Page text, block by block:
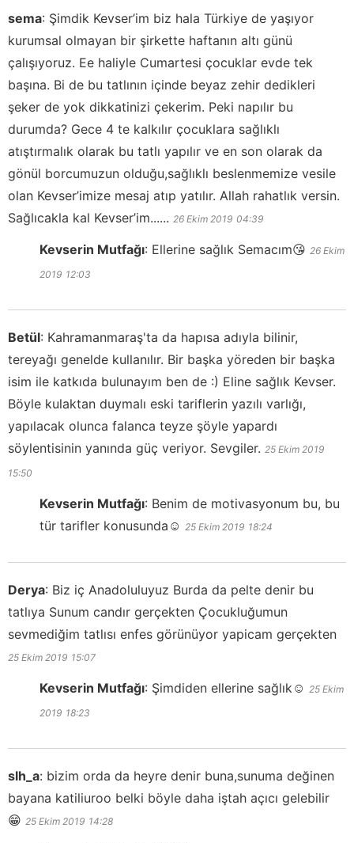
sema: Şimdik Kevser’im biz hala Türkiye de yaşıyor
kurumsal olmayan bir şirkette haftanın altı günü
çalışıyoruz. Ee haliyle Cumartesi çocuklar evde tek
başına. Bi de bu tatlının içinde beyaz zehir dedikleri
şeker de yok dikkatinizi çekerim. Peki napılır bu
durumda? Gece 4 te kalkılır çocuklara sağlıklı
atıştırmalık olarak bu tatlı yapılır ve en son olarak da
gönül borcumuzun olduğu,sağlıklı beslenmemize vesile
olan Kevser’imize mesaj atıp yatılır. Allah rahatlık versin.
Sağlıcakla kal Kevser’im...... 26 Ekim 2019 04:39
Kevserin Mutfağı: Ellerine sağlık Semacım😘 26 Ekim
2019 12:03
Betül: Kahramanmaraş'ta da hapısa adıyla bilinir,
tereyağı genelde kullanılır. Bir başka yöreden bir başka
isim ile katkıda bulunayım ben de :) Eline sağlık Kevser.
Böyle kulaktan duymalı eski tariflerin yazılı varlığı,
yapılacak olunca falanca teyze şöyle yapardı
söylentisinin yanında güç veriyor. Sevgiler. 25 Ekim 2019
15:50
Kevserin Mutfağı: Benim de motivasyonum bu, bu
tür tarifler konusunda☺️ 25 Ekim 2019 18:24
Derya: Biz iç Anadoluluyuz Burda da pelte denir bu
tatlıya Sunum candır gerçekten Çocukluğumun
sevmediğim tatlısı enfes görünüyor yapicam gerçekten
25 Ekim 2019 15:07
Kevserin Mutfağı: Şimdiden ellerine sağlık☺️ 25 Ekim
2019 18:23
slh_a: bizim orda da heyre denir buna,sunuma değinen
bayana katiliuroo belki böyle daha iştah açıcı gelebilir
😁 25 Ekim 2019 14:28